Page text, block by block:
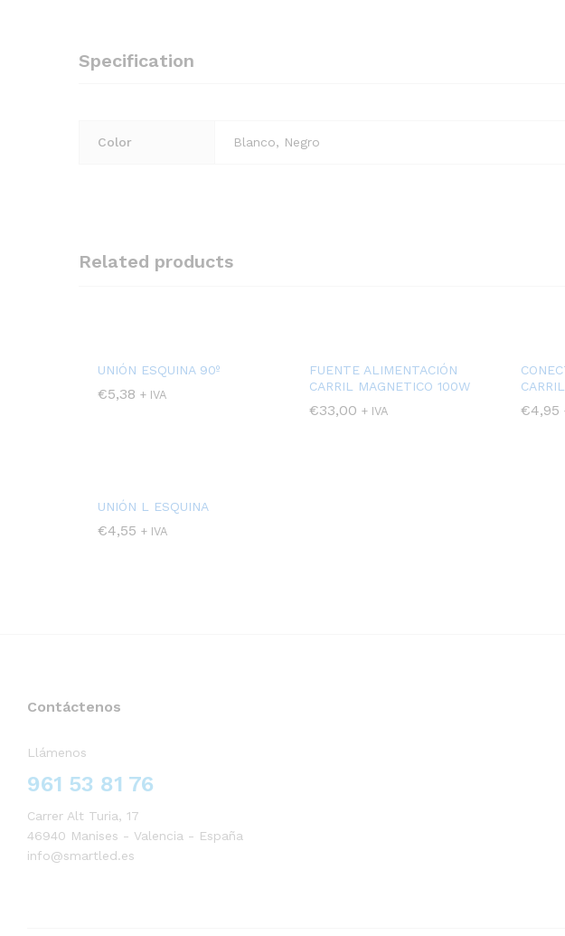
Specification
Color Blanco, Negro
Related products
UNIÓN ESQUINA 90º
€5,38 + IVA
FUENTE ALIMENTACIÓN
CARRIL MAGNETICO 100W
€33,00 + IVA €4,95
UNIÓN L ESQUINA
€4,55 + IVA
Contáctenos
Llámenos
961 53 81 76
Carrer Alt Turia, 17
46940 Manises - Valencia - España
info@smartled.es